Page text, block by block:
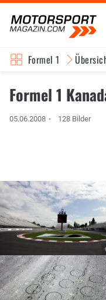
Formel 1
Formel 1
05.06.2008 128 Bilder